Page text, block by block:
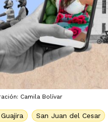
Camila Bolívar
San Juan del Cesar